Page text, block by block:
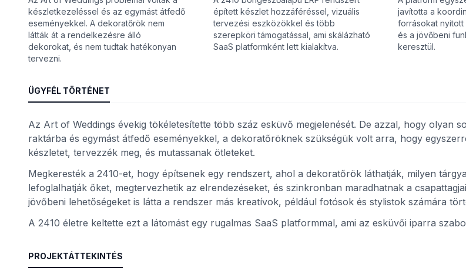
készletkezeléssel és az egymást átfedő
eseményekkel. A dekoratőrök nem
látták át a rendelkezésre álló
dekorokat, és nem tudtak hatékonyan
tervezni.
épített készlet hozzáféréssel, vizuális
tervezési eszközökkel és több
szerepköri támogatással, ami skálázható
SaaS platformként lett kialakítva.
javította a
forrásokat
és a jövőbeni
keresztül.
ÜGYFÉL TÖRTÉNET
Az Art of Weddings évekig tökéletesítette több száz esküvő megjelenését. De azzal, hogy olyan
raktárba és egymást átfedő eseményekkel, a dekoratőröknek szükségük volt arra, hogy
készletet, tervezzék meg, és mutassanak ötleteket.
Megkeresték a 2410-et, hogy építsenek egy rendszert, ahol a dekoratőrök láthatják, milyen
lefoglalhatják őket, megtervezhetik az elrendezéseket, és szinkronban maradhatnak a
jövőbeni lehetőségeket is látta a rendszer más kreatívok, például fotósok és stylistok számára
A 2410 életre keltette ezt a látomást egy rugalmas SaaS platformmal, ami az esküvői iparra
PROJEKTÁTTEKINTÉS